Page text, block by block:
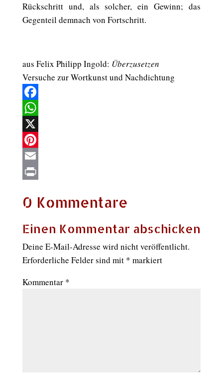
Rückschritt und, als solcher, ein Gewinn; das
Gegenteil demnach von Fortschritt.
aus Felix Philipp Ingold: Überzusetzen
Versuche zur Wortkunst und Nachdichtung
Facebook
WhatsApp
X
Pinterest
Email
0 Kommentare
Einen Kommentar abschicken
Deine E-Mail-Adresse wird nicht veröffentlicht.
Erforderliche Felder sind mit * markiert
Kommentar *